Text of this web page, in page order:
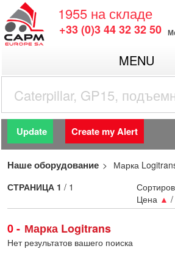
1955 на складе
+33 (0)3 44 32 32 50
MENU
Update Create my Alert
Наше оборудование Марка
0 Марка Logitrans
Цена ▲ /
СТРАНИЦА 1 / 1
Нет результатов вашего поиска